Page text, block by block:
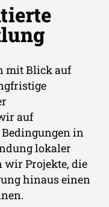
mit Blick auf
auf
in
lokaler
wir Projekte, die
hinaus einen